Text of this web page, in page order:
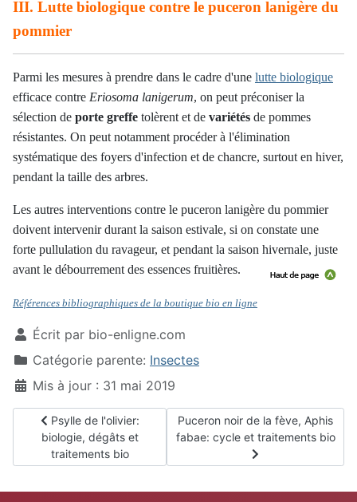
III. Lutte biologique contre le puceron lanigère du
pommier
Parmi les mesures à prendre dans le cadre d'une lutte biologique
efficace contre Eriosoma lanigerum, on peut préconiser la
sélection de porte greffe tolèrent et de variétés de pommes
résistantes. On peut notamment procéder à l'élimination
systématique des foyers d'infection et de chancre, surtout en hiver,
pendant la taille des arbres.
Les autres interventions contre le puceron lanigère du pommier
doivent intervenir durant la saison estivale, si on constate une
forte pullulation du ravageur, et pendant la saison hivernale, juste
avant le débourrement des essences fruitières.
Références bibliographiques de la boutique bio en ligne
Écrit par bio-enligne.com
Catégorie parente: Insectes
Mis à jour : 31 mai 2019
Article précédent : Psylle de l'olivier: biologie, dégâts et
Psylle de l'olivier:
biologie, dégâts et
traitements bio
Article suivant : Puceron noir de
Puceron noir de la fève, Aphis
fabae: cycle et traitements bio